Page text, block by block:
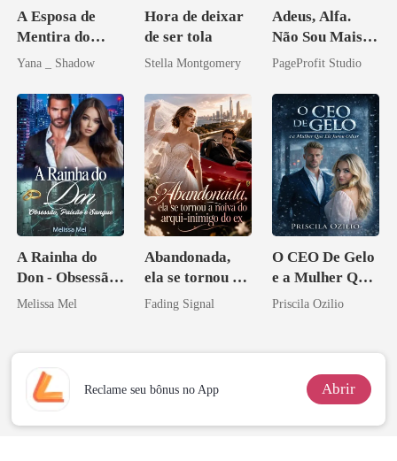
A Esposa de
Mentira do
Sottocapo
Yana _ Shadow
Hora de deixar
de ser tola
Stella Montgomery
Adeus, Alfa.
Não Sou Mais
Sua Bolsa de
PageProfit Studio
A Rainha do
Don - Obsessão,
Paixão e Sangue
Melissa Mel
Abandonada,
ela se tornou a
noiva do arqui-
Fading Signal
O CEO De Gelo
e a Mulher Que
Ele Jurou Odiar
Priscila Ozilio
Reclame seu bônus no App Abrir